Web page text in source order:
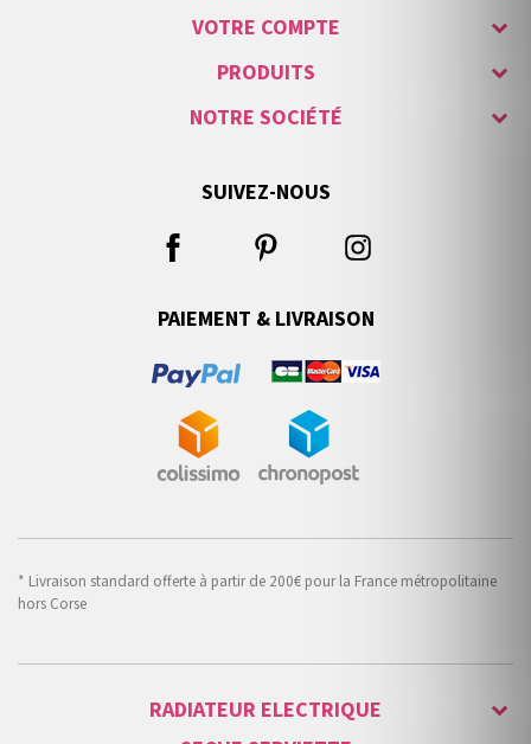
VOTRE COMPTE
PRODUITS
NOTRE SOCIÉTÉ
SUIVEZ-NOUS
PAIEMENT & LIVRAISON
* Livraison standard offerte à partir de 200€ pour la France métropolitaine
hors Corse
RADIATEUR ELECTRIQUE